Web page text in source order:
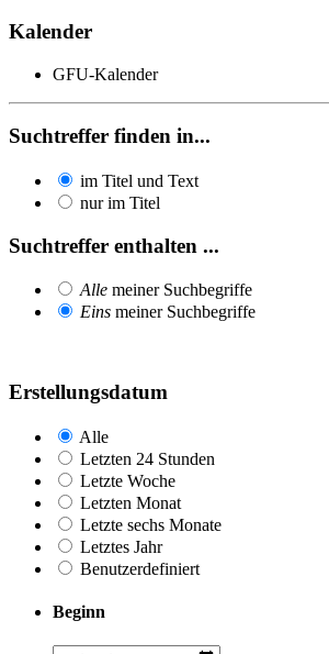
Kalender
GFU-Kalender
Suchtreffer finden in...
im Titel und Text
nur im Titel
Suchtreffer enthalten ...
Alle meiner Suchbegriffe
Eins meiner Suchbegriffe
Erstellungsdatum
Alle
Letzten 24 Stunden
Letzte Woche
Letzten Monat
Letzte sechs Monate
Letztes Jahr
Benutzerdefiniert
Beginn